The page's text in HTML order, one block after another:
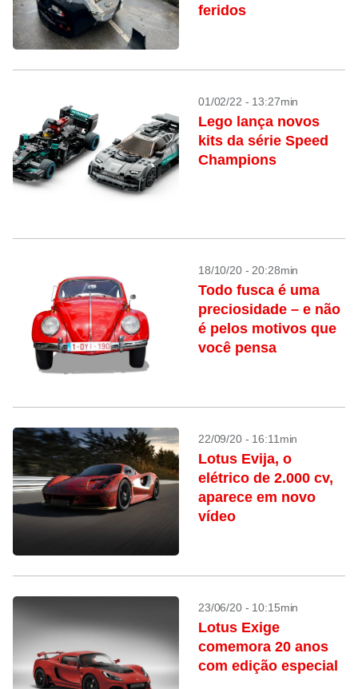
feridos
01/02/22 - 13:27min
Lego lança novos
kits da série Speed
Champions
18/10/20 - 20:28min
Todo fusca é uma
preciosidade – e não
é pelos motivos que
você pensa
22/09/20 - 16:11min
Lotus Evija, o
elétrico de 2.000 cv,
aparece em novo
vídeo
23/06/20 - 10:15min
Lotus Exige
comemora 20 anos
com edição especial